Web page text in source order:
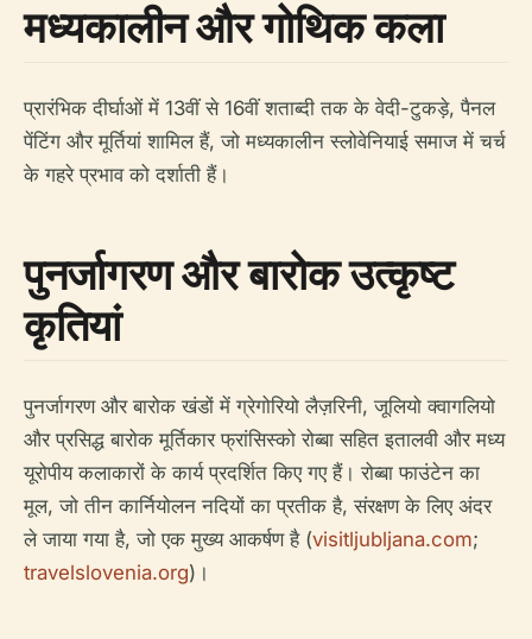
मध्यकालीन और गोथिक कला
प्रारंभिक दीर्घाओं में 13वीं से 16वीं शताब्दी तक के वेदी-टुकड़े, पैनल
पेंटिंग और मूर्तियां शामिल हैं, जो मध्यकालीन स्लोवेनियाई समाज में चर्च
के गहरे प्रभाव को दर्शाती हैं।
पुनर्जागरण और बारोक उत्कृष्ट
कृतियां
पुनर्जागरण और बारोक खंडों में ग्रेगोरियो लैज़रिनी, जूलियो क्वागलियो
और प्रसिद्ध बारोक मूर्तिकार फ्रांसिस्को रोब्बा सहित इतालवी और मध्य
यूरोपीय कलाकारों के कार्य प्रदर्शित किए गए हैं। रोब्बा फाउंटेन का
मूल, जो तीन कार्नियोलन नदियों का प्रतीक है, संरक्षण के लिए अंदर
ले जाया गया है, जो एक मुख्य आकर्षण है (visitljubljana.com;
travelslovenia.org)।